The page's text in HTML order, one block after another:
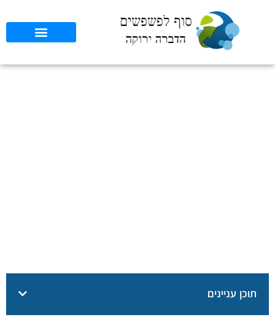
תוכן עניינים